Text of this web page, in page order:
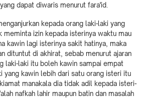
dapat diwaris menurut fara'id.
kepada orang laki-laki yang
meminta izin kepada isterinya waktu mau
kawin lagi isterinya sakit hatinya, maka
dituntut di akhirat, sebab menurut ajaran
laki-laki itu boleh kawin sampai empat
yang kawin lebih dari satu orang isteri itu
manakala dia tidak adil kepada isteri-
nafkah lahir maupun batin dan masalah